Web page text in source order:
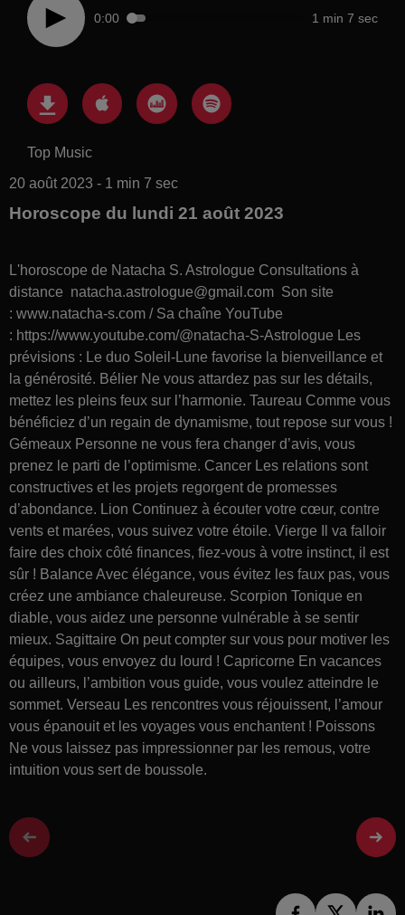
0:00 1 min 7 sec
Top Music
20 août 2023 - 1 min 7 sec
Horoscope du lundi 21 août 2023
L'horoscope de Natacha S. Astrologue Consultations à
distance natacha.astrologue@gmail.com Son site
: www.natacha-s.com / Sa chaîne YouTube
: https://www.youtube.com/@natacha-S-Astrologue Les
prévisions : Le duo Soleil-Lune favorise la bienveillance et
la générosité. Bélier Ne vous attardez pas sur les détails,
mettez les pleins feux sur l’harmonie. Taureau Comme vous
bénéficiez d’un regain de dynamisme, tout repose sur vous !
Gémeaux Personne ne vous fera changer d’avis, vous
prenez le parti de l’optimisme. Cancer Les relations sont
constructives et les projets regorgent de promesses
d’abondance. Lion Continuez à écouter votre cœur, contre
vents et marées, vous suivez votre étoile. Vierge Il va falloir
faire des choix côté finances, fiez-vous à votre instinct, il est
sûr ! Balance Avec élégance, vous évitez les faux pas, vous
créez une ambiance chaleureuse. Scorpion Tonique en
diable, vous aidez une personne vulnérable à se sentir
mieux. Sagittaire On peut compter sur vous pour motiver les
équipes, vous envoyez du lourd ! Capricorne En vacances
ou ailleurs, l’ambition vous guide, vous voulez atteindre le
sommet. Verseau Les rencontres vous réjouissent, l’amour
vous épanouit et les voyages vous enchantent ! Poissons
Ne vous laissez pas impressionner par les remous, votre
intuition vous sert de boussole.